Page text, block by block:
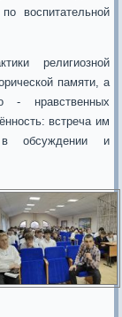
воспитательной
религиозной
памяти, а
- нравственных
встреча им
в обсуждении и